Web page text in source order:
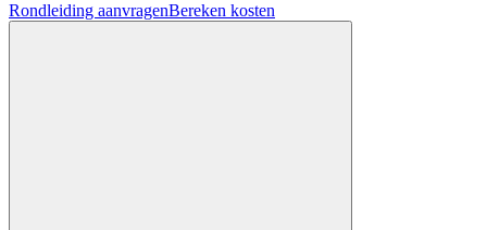
Rondleiding aanvragenBereken kosten